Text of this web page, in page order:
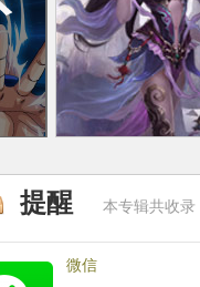
提醒 本专辑共收录
微信